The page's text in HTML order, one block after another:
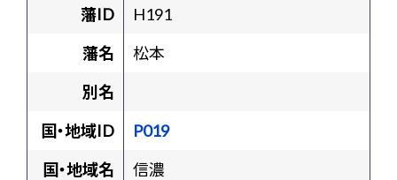
藩ID
H191
藩名
松本
別名
国・地域ID
P019
国・地域名
信濃